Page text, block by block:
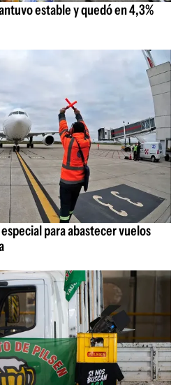
estable y quedó en 4,3%
para abastecer vuelos